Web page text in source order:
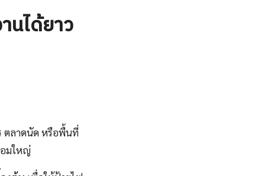
นได้ยาว
ตลาดนัด หรือพื้นที่
อมใหญ่